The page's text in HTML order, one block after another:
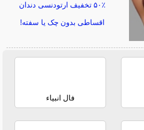
۵۰٪ تخفیف ارتودنسی دندان
اقساطی بدون چک یا سفته!
فال انبیاء